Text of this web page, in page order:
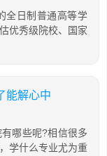
全日制普通高等学
优秀级院校、国家
能解心中
哪些呢?相信很多
学什么专业尤为重